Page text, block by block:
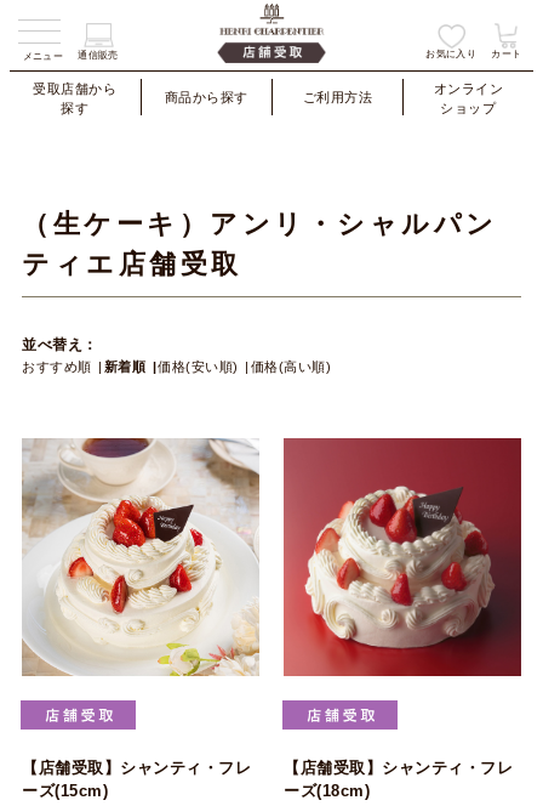
メニュー 通信販売 お気に入り カート
受取店舗から
探す
商品から探す ご利用方法
オンライン
ショップ
（生ケーキ）アンリ・シャルパン
ティエ店舗受取
並べ替え：
おすすめ順 新着順 価格(安い順) 価格(高い順)
【店舗受取】シャンティ・フレ
ーズ(15cm)
【店舗受取】シャンティ・フレ
ーズ(18cm)